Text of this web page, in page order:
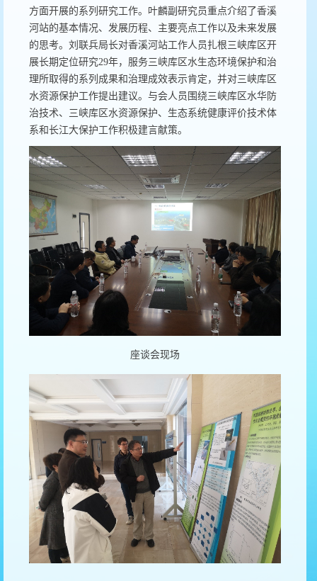
方面开展的系列研究工作。叶麟副研究员重点介绍了香溪
河站的基本情况、发展历程、主要亮点工作以及未来发展
的思考。刘联兵局长对香溪河站工作人员扎根三峡库区开
展长期定位研究29年，服务三峡库区水生态环境保护和治
理所取得的系列成果和治理成效表示肯定，并对三峡库区
水资源保护工作提出建议。与会人员围绕三峡库区水华防
治技术、三峡库区水资源保护、生态系统健康评价技术体
系和长江大保护工作积极建言献策。
座谈会现场